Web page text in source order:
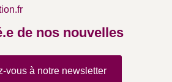
de nos nouvelles
vous à notre newsletter